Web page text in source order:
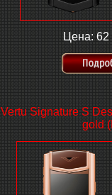
Цена: 62
Vertu Signature S
gold